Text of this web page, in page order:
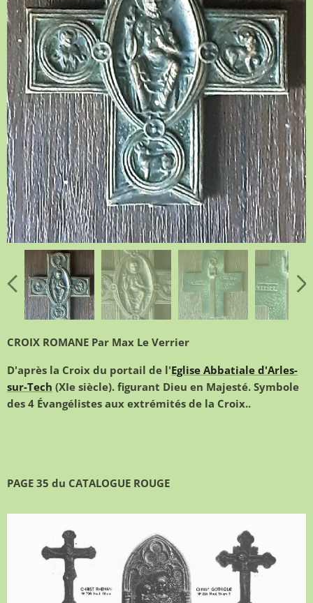
CROIX ROMANE Par Max Le Verrier
D'après la Croix du portail de l'Eglise Abbatiale d'Arles-
sur-Tech (XIe siècle). figurant Dieu en Majesté. Symbole
des 4 Évangélistes aux extrémités de la Croix..
PAGE 35 du CATALOGUE ROUGE